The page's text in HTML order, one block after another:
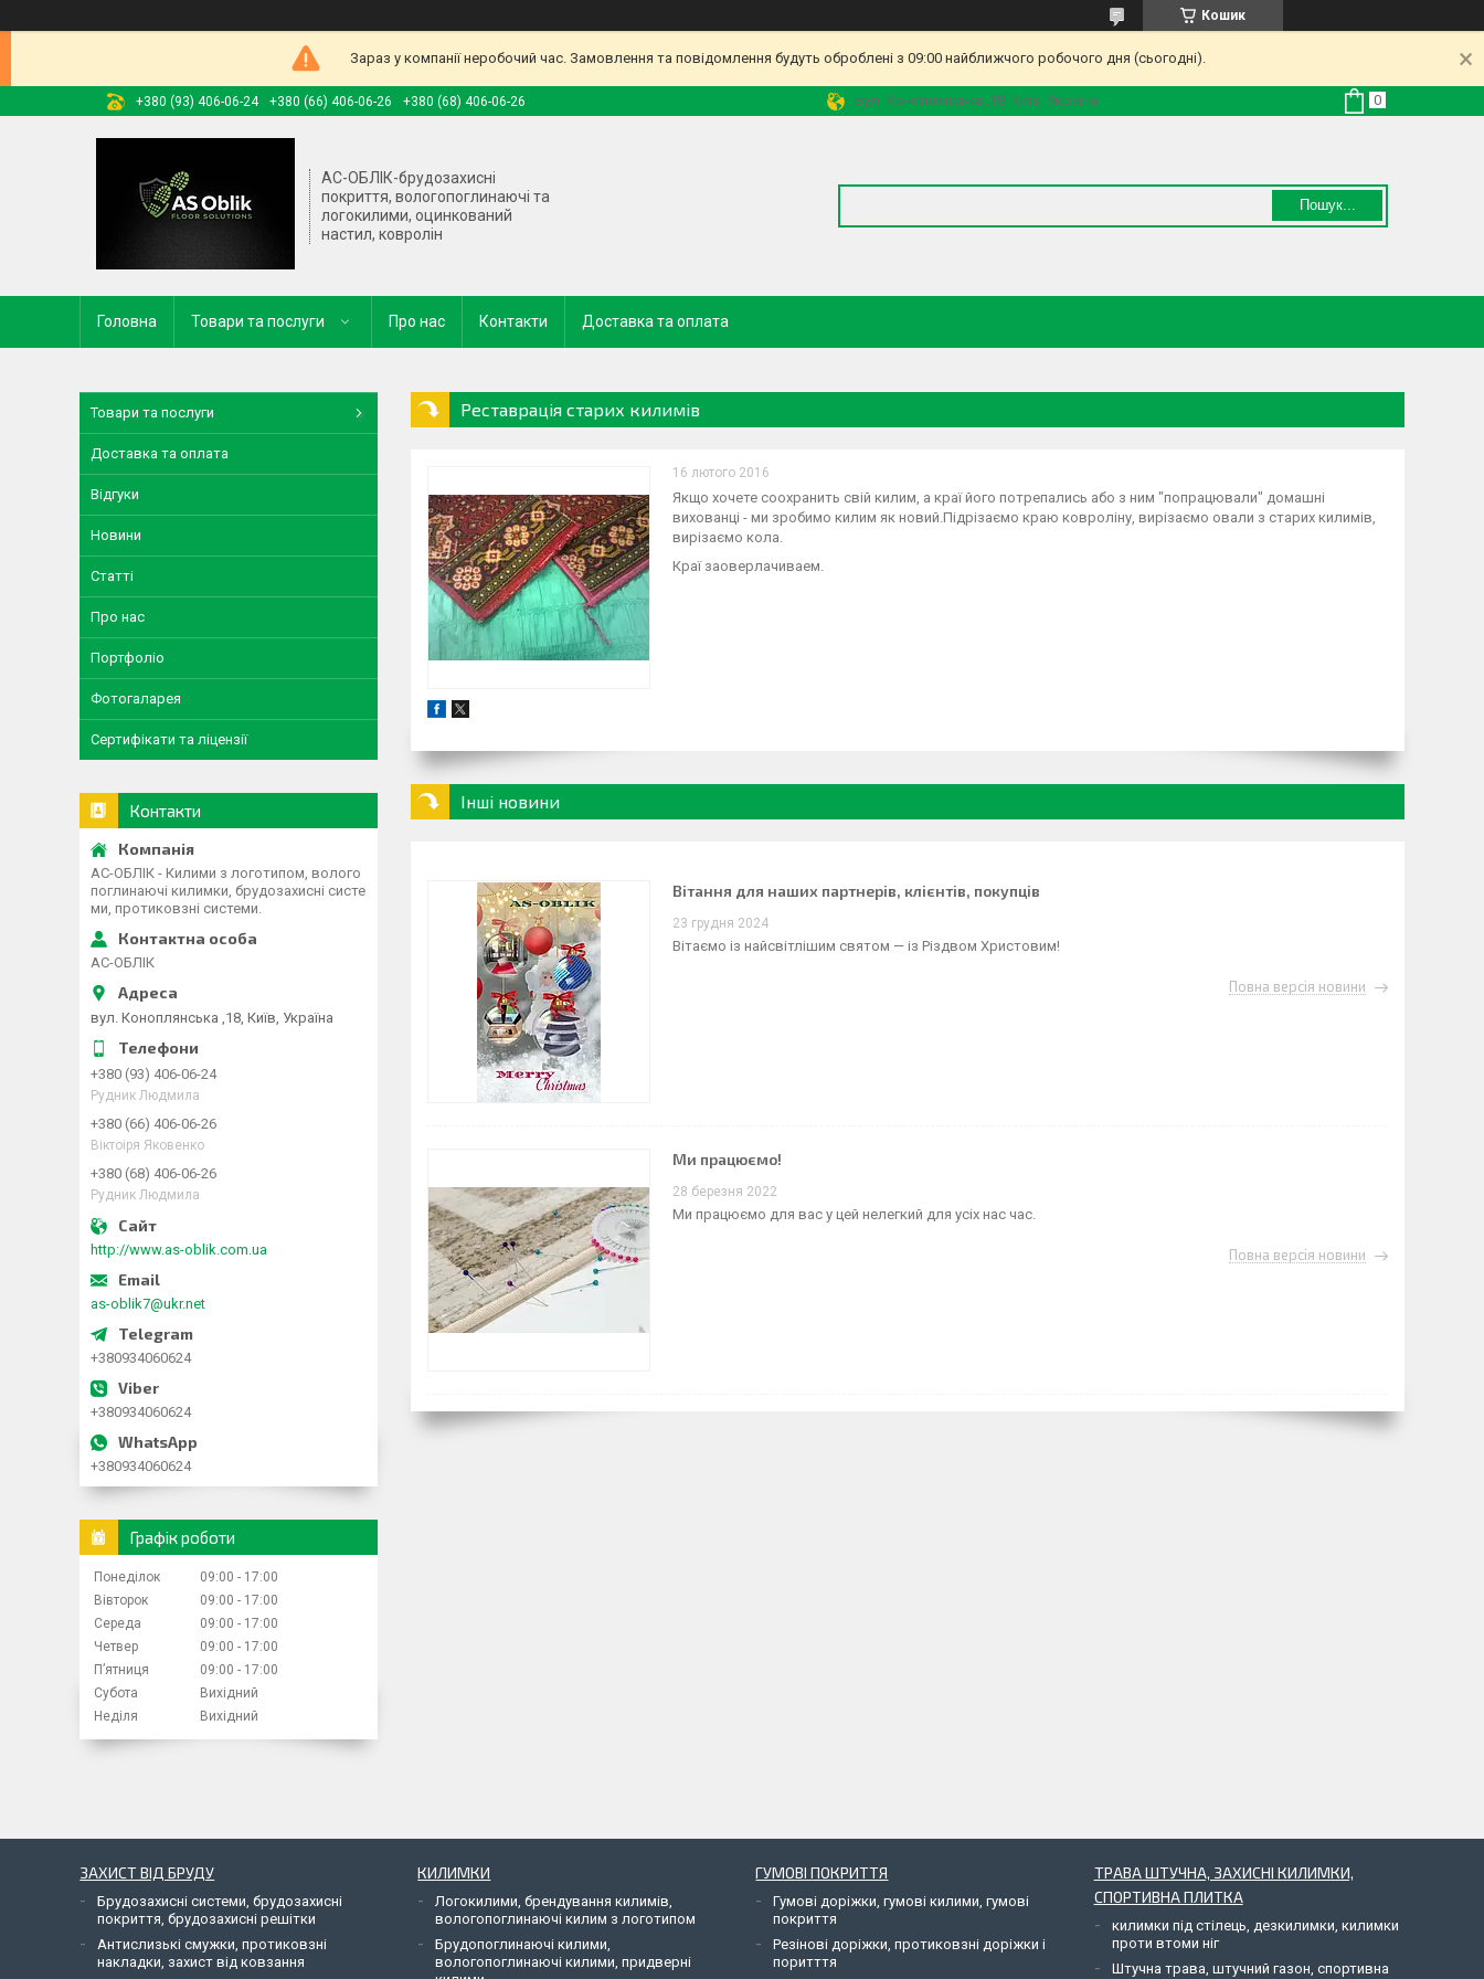
Кошик
Зараз у компанії неробочий час. Замовлення та повідомлення будуть оброблені з 09:00 найближчого робочого дня (сьогодні).
+380 (93) 406-06-24 +380 (66) 406-06-26 +380 (68) 406-06-26 вул. Коноплянська ,18, Київ, Україна
АС-ОБЛІК-брудозахисні
покриття, вологопоглинаючі та
логокилими, оцинкований
настил, ковролін
Пошук...
Головна Товари та послуги Про нас Контакти Доставка та оплата
Реставрація старих килимів
16 лютого 2016
Якщо хочете соохранить свій килим, а краї його потрепались або з ним "попрацювали" домашні
вихованці - ми зробимо килим як новий.Підрізаємо краю ковроліну, вирізаємо овали з старих килимів,
вирізаємо кола.
Краї заоверлачиваем.
Інші новини
Вітання для наших партнерів, клієнтів, покупців
23 грудня 2024
Вітаємо із найсвітлішим святом — із Різдвом Христовим!
Повна версія новини
Ми працюємо!
28 березня 2022
Ми працюємо для вас у цей нелегкий для усіх нас час.
Повна версія новини
Товари та послуги
Доставка та оплата
Відгуки
Новини
Статті
Про нас
Портфоліо
Фотогаларея
Сертифікати та ліцензії
Контакти
АС-ОБЛІК - Килими з логотипом, волого
поглинаючі килимки, брудозахисні систе
ми, протиковзні системи.
АС-ОБЛІК
вул. Коноплянська ,18, Київ, Україна
+380 (93) 406-06-24
Рудник Людмила
+380 (66) 406-06-26
Віктоіря Яковенко
+380 (68) 406-06-26
Рудник Людмила
http://www.as-oblik.com.ua
as-oblik7@ukr.net
+380934060624
+380934060624
+380934060624
Графік роботи
Понеділок 09:00
17:00
Вівторок
09:00
17:00
Середа
09:00
17:00
Четвер
09:00
17:00
Пʼятниця
09:00
17:00
Субота
Вихідний
Неділя
Вихідний
ЗАХИСТ ВІД БРУДУ
Брудозахисні системи, брудозахисні
покриття, брудозахисні решітки
Антислизькі смужки, протиковзні
накладки, захист від ковзання
КИЛИМКИ
Логокилими, брендування килимів,
вологопоглинаючі килим з логотипом
Брудопоглинаючі килими,
вологопоглинаючі килими, придверні
ГУМОВІ ПОКРИТТЯ
Гумові доріжки, гумові килими, гумові
покриття
Резінові доріжки, протиковзні доріжки і
поритття
ТРАВА ШТУЧНА, ЗАХИСНІ КИЛИМКИ,
СПОРТИВНА ПЛИТКА
килимки під стілець, дезкилимки, килимки
проти втоми ніг
Штучна трава, штучний газон, спортивна